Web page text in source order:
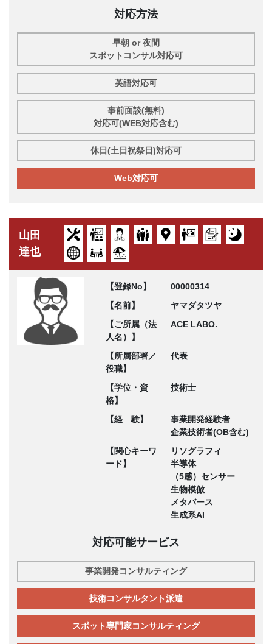
対応方法
早朝 or 夜間
スポットコンサル対応可
英語対応可
事前面談(無料)
対応可(WEB対応含む)
休日(土日祝祭日)対応可
Web対応可
山田
達也
【登録No】
00000314
【名前】
ヤマダタツヤ
【ご所属（法
人名）】
ACE LABO.
【所属部署／
役職】
代表
【学位・資
格】
技術士
【経 験】
事業開発経験者
企業技術者(OB含む)
【関心キーワ
ード】
リソグラフィ
半導体
（5感）センサー
生物模倣
メタバース
生成系AI
対応可能サービス
事業開発コンサルティング
技術コンサルタント派遣
スポット専門家コンサルティング